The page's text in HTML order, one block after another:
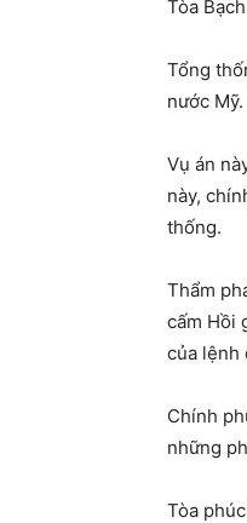
Tòa
Tổng
nước Mỹ.
Vụ án
này,
thống.
Thẩm
cấm Hồi
của lệnh
Chính
những
Tòa